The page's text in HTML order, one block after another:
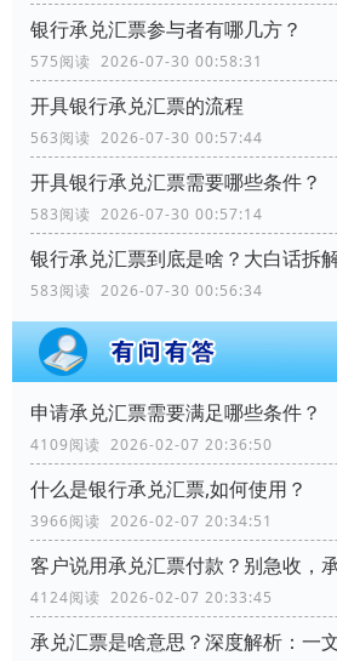
银行承兑汇票参与者有哪几方？
575阅读 2026-07-30 00:58:31
开具银行承兑汇票的流程
563阅读 2026-07-30 00:57:44
开具银行承兑汇票需要哪些条件？
583阅读 2026-07-30 00:57:14
583阅读 2026-07-30 00:56:34
申请承兑汇票需要满足哪些条件？
4109阅读 2026-02-07 20:36:50
什么是银行承兑汇票,如何使用？
3966阅读 2026-02-07 20:34:51
4124阅读 2026-02-07 20:33:45